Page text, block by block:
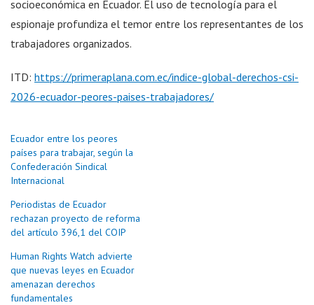
socioeconómica en Ecuador. El uso de tecnología para el
espionaje profundiza el temor entre los representantes de los
trabajadores organizados.
ITD: https://primeraplana.com.ec/indice-global-derechos-csi-
2026-ecuador-peores-paises-trabajadores/
Ecuador entre los peores
países para trabajar, según la
Confederación Sindical
Internacional
Periodistas de Ecuador
rechazan proyecto de reforma
del artículo 396,1 del COIP
Human Rights Watch advierte
que nuevas leyes en Ecuador
amenazan derechos
fundamentales